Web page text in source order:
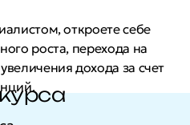
откроете себе
роста, перехода на
дохода за счет